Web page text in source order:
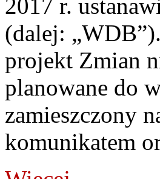
2017 r.
(dalej:
projekt Zmian
planowane do
zamieszczony
komunikatem